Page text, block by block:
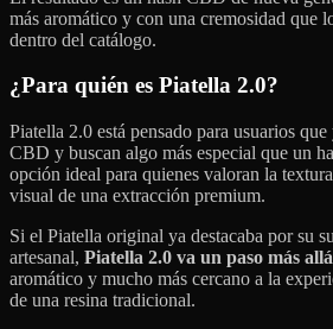
más aromático y con una cremosidad que
dentro del catálogo.
¿Para quién es Piatella 2.0?
Piatella 2.0 está pensado para usuarios
CBD y buscan algo más especial que un
opción ideal para quienes valoran la
visual de una extracción premium.
Si el Piatella original ya destacaba por su
artesanal, Piatella 2.0 va un paso más allá
aromático y mucho más cercano a la
de una resina tradicional.